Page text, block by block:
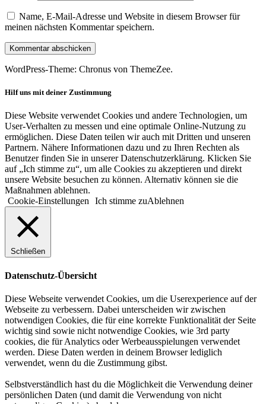
Name, E-Mail-Adresse und Website in diesem Browser für
meinen nächsten Kommentar speichern.
WordPress-Theme: Chronus von ThemeZee.
Hilf uns mit deiner Zustimmung
Diese Website verwendet Cookies und andere Technologien, um
User-Verhalten zu messen und eine optimale Online-Nutzung zu
ermöglichen. Diese Daten teilen wir auch mit Dritten und unseren
Partnern. Nähere Informationen dazu und zu Ihren Rechten als
Benutzer finden Sie in unserer Datenschutzerklärung. Klicken Sie
auf „Ich stimme zu“, um alle Cookies zu akzeptieren und direkt
unsere Website besuchen zu können. Alternativ können sie die
Maßnahmen ablehnen.
Cookie-Einstellungen
Ich stimme zuAblehnen
Schließen
Datenschutz-Übersicht
Diese Webseite verwendet Cookies, um die Userexperience auf der
Webseite zu verbessern. Dabei unterscheiden wir zwischen
notwendigen Cookies, die für eine korrekte Funktionalität der Seite
wichtig sind sowie nicht notwendige Cookies, wie 3rd party
cookies, die für Analytics oder Werbeausspielungen verwendet
werden. Diese Daten werden in deinem Browser lediglich
verwendet, wenn du die Zustimmung gibst.
Selbstverständlich hast du die Möglichkeit die Verwendung deiner
persönlichen Daten (und damit die Verwendung von nicht